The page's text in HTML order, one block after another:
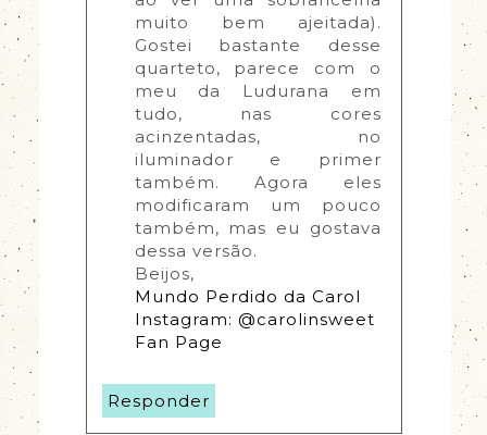
muito bem ajeitada).
Gostei bastante desse
quarteto, parece com o
meu da Ludurana em
tudo, nas cores
acinzentadas, no
iluminador e primer
também. Agora eles
modificaram um pouco
também, mas eu gostava
dessa versão.
Beijos,
Mundo Perdido da Carol
Instagram: @carolinsweet
Fan Page
Responder